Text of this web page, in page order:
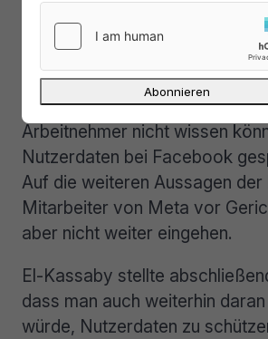
beschwichtigen
Dina El-Kassaby erklärte in
Intercept gerichteten E-Mail
völlig normal sei, dass ein
Arbeitnehmer nicht wissen
Nutzerdaten bei Facebook
Auf die weiteren Aussagen der
Mitarbeiter von Meta vor
aber nicht weiter eingehen.
El-Kassaby stellte
dass man auch weiterhin
würde, Nutzerdaten zu